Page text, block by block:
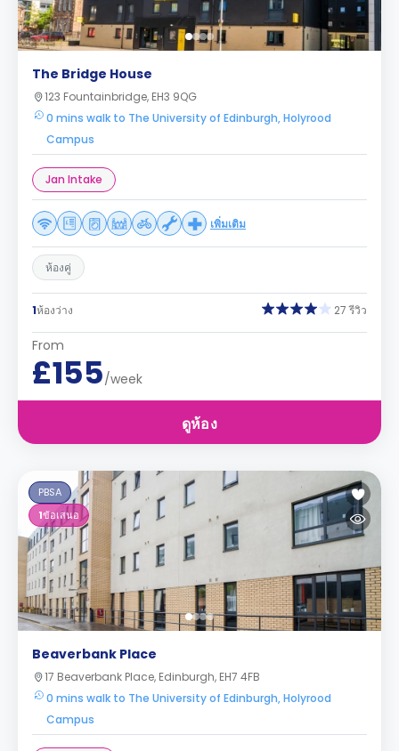
The Bridge House
123 Fountainbridge, EH3 9QG
0 mins walk to The University of Edinburgh, Holyrood
Campus
Jan Intake
เพิ่มเติม
ห้องคู่
1ห้องว่าง 27 รีวิว
From
£155/week
ดูห้อง
PBSA
1ข้อเสนอ
Beaverbank Place
17 Beaverbank Place, Edinburgh, EH7 4FB
0 mins walk to The University of Edinburgh, Holyrood
Campus